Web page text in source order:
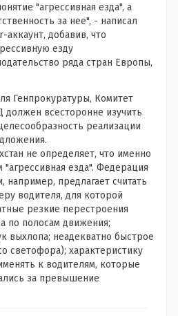
"агрессивная езда", а
за нее", - написал
добавив, что
езду
ряда стран Европы,
Генпрокуратуры, Комитет
всесторонне изучить
реализации
не определяет, что именно
езда". Федерация
например, предлагает считать
водителя, для которой
резкие перестроения
по полосам движения;
выхлопа; неадекватно быстрое
светофора); характеристику
к водителям, которые
за превышение